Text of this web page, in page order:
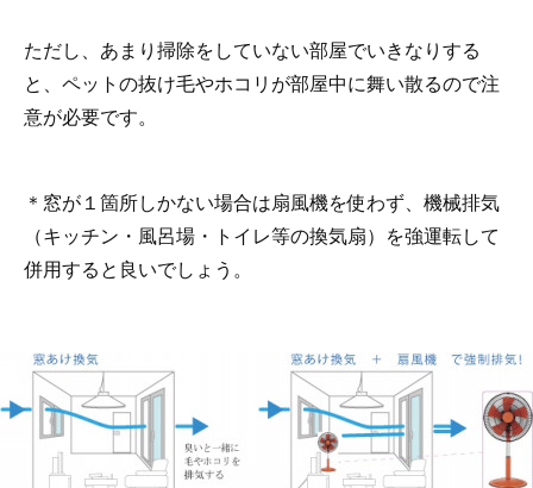
ただし、あまり掃除をしていない部屋でいきなりする
と、ペットの抜け毛やホコリが部屋中に舞い散るので注
意が必要です。
＊窓が１箇所しかない場合は扇風機を使わず、機械排気
（キッチン・風呂場・トイレ等の換気扇）を強運転して
併用すると良いでしょう。